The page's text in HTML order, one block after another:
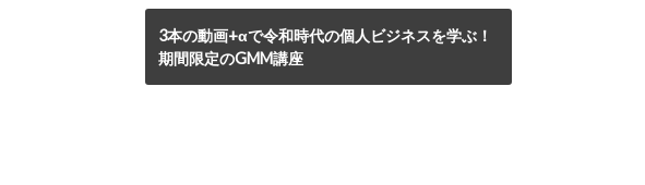
3本の動画+αで令和時代の個人ビジネスを学ぶ！
期間限定のGMM講座